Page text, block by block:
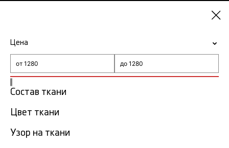
ГлавнаяТкань вельвет
Ткань вельвет в Нижнем
Цена
Состав ткани
Цвет ткани
Узор на ткани